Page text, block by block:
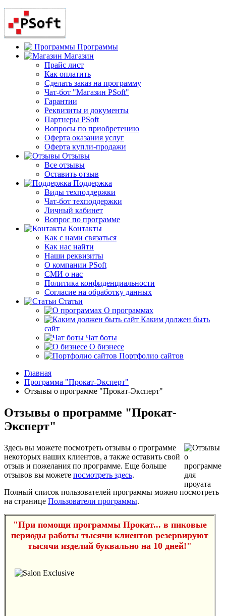
Программы
Магазин
Прайс лист
Как оплатить
Сделать заказ на программу
Чат-бот "Магазин PSoft"
Гарантии
Реквизиты и документы
Партнеры PSoft
Вопросы по приобретению
Оферта оказания услуг
Оферта купли-продажи
Отзывы
Все отзывы
Оставить отзыв
Поддержка
Виды техподдержки
Чат-бот техподдержки
Личный кабинет
Вопрос по программе
Контакты
Как с нами связаться
Как нас найти
Наши реквизиты
О компании PSoft
СМИ о нас
Политика конфиденциальности
Согласие на обработку данных
Статьи
О программах
Каким должен быть
сайт
Чат боты
О бизнесе
Портфолио сайтов
Главная
Программа "Прокат-Эксперт"
Отзывы о программе "Прокат-Эксперт"
Отзывы о программе "Прокат-
Эксперт"
Здесь вы можете посмотреть отзывы о программе
некоторых наших клиентов, а также оставить свой
отзыв и пожелания по программе. Еще больше
отзывов вы можете посмотреть здесь.
Полный список пользователей программы можно посмотреть
на странице Пользователи программы.
"При помощи программы Прокат... в пиковые
периоды работы тысячи клиентов резервируют
тысячи изделий буквально на 10 дней!"